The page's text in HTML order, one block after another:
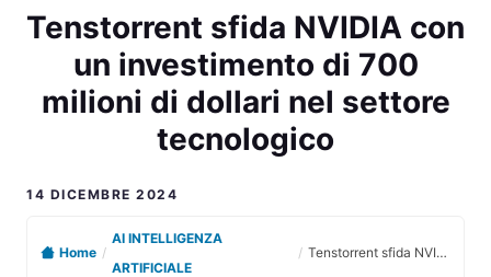
Tenstorrent sfida NVIDIA con
un investimento di 700
milioni di dollari nel settore
tecnologico
14 DICEMBRE 2024
Home /
AI INTELLIGENZA
ARTIFICIALE
/ Tenstorrent sfida NVIDIA con un investimento di 700 milioni di dollari nel settore tecnologico